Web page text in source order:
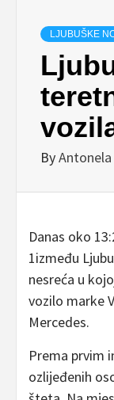
LJUBUŠKE
ByAntonela
Danas oko
1između
nesreća u
vozilo marke
Mercedes.
Prema prvim
ozlijeđenih